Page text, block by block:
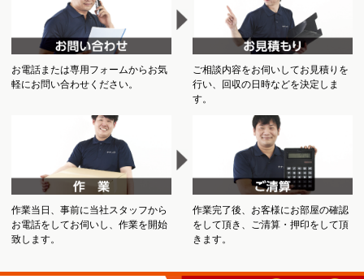
お電話または専用フォームからお気
軽にお問い合わせください。
ご相談内容をお伺いしてお見積りを
行い、回収の日時などを決定しま
す。
作業当日、事前に当社スタッフから
お電話をしてお伺いし、作業を開始
致します。
作業完了後、お客様にお部屋の確認
をして頂き、ご清算・押印をして頂
きます。